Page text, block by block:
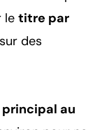
le titre par
des
au